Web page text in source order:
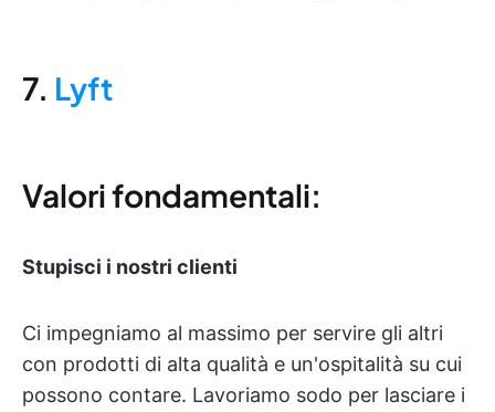
7. Lyft
Valori fondamentali:
Stupisci i nostri clienti
Ci impegniamo al massimo per servire gli altri
con prodotti di alta qualità e un'ospitalità su cui
possono contare. Lavoriamo sodo per lasciare i